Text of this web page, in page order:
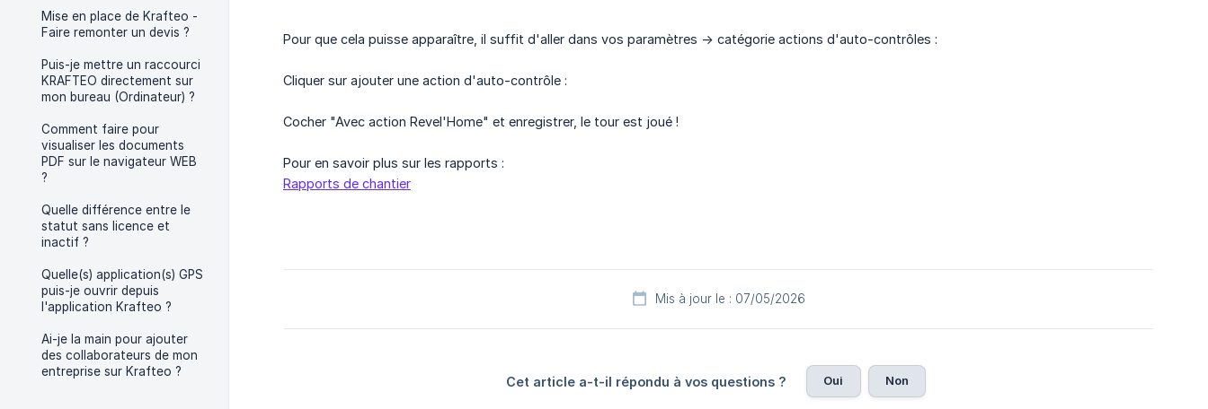
Mise en place de Krafteo -
Faire remonter un devis ?
Puis-je mettre un raccourci
KRAFTEO directement sur
mon bureau (Ordinateur) ?
Comment faire pour
visualiser les documents
PDF sur le navigateur WEB
?
Quelle différence entre le
statut sans licence et
inactif ?
Quelle(s) application(s) GPS
puis-je ouvrir depuis
l'application Krafteo ?
Ai-je la main pour ajouter
des collaborateurs de mon
entreprise sur Krafteo ?
Pour que cela puisse apparaître, il suffit d'aller dans vos paramètres -> catégorie actions d'auto-contrôles :
Cliquer sur ajouter une action d'auto-contrôle :
Cocher "Avec action Revel'Home" et enregistrer, le tour est joué !
Pour en savoir plus sur les rapports :
Rapports de chantier
Mis à jour le : 07/05/2026
Cet article a-t-il répondu à vos questions ? Oui Non